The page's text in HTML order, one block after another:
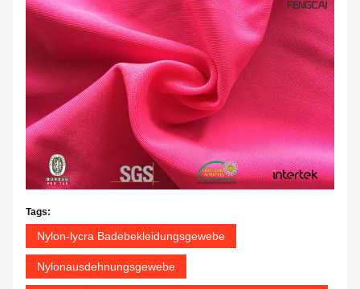
Tags:
Nylon-lycra Badebekleidungsgewebe
Nylonausdehnungsgewebe